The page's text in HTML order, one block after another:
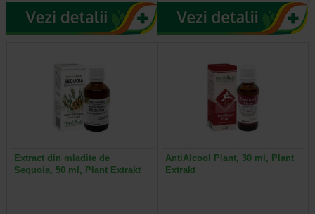
Extract din mladite de
Sequoia, 50 ml, Plant Extrakt
AntiAlcool Plant, 30 ml, Plant
Extrakt